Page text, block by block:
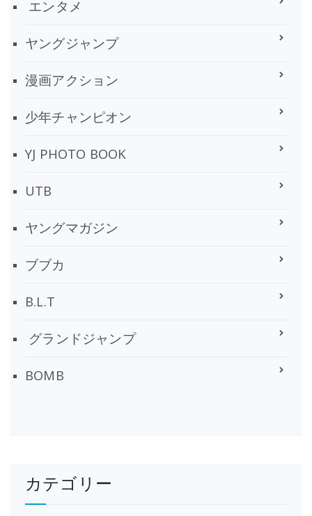
エンタメ
ヤングジャンプ
漫画アクション
少年チャンピオン
YJ PHOTO BOOK
UTB
ヤングマガジン
ブブカ
B.L.T
グランドジャンプ
BOMB
カテゴリー